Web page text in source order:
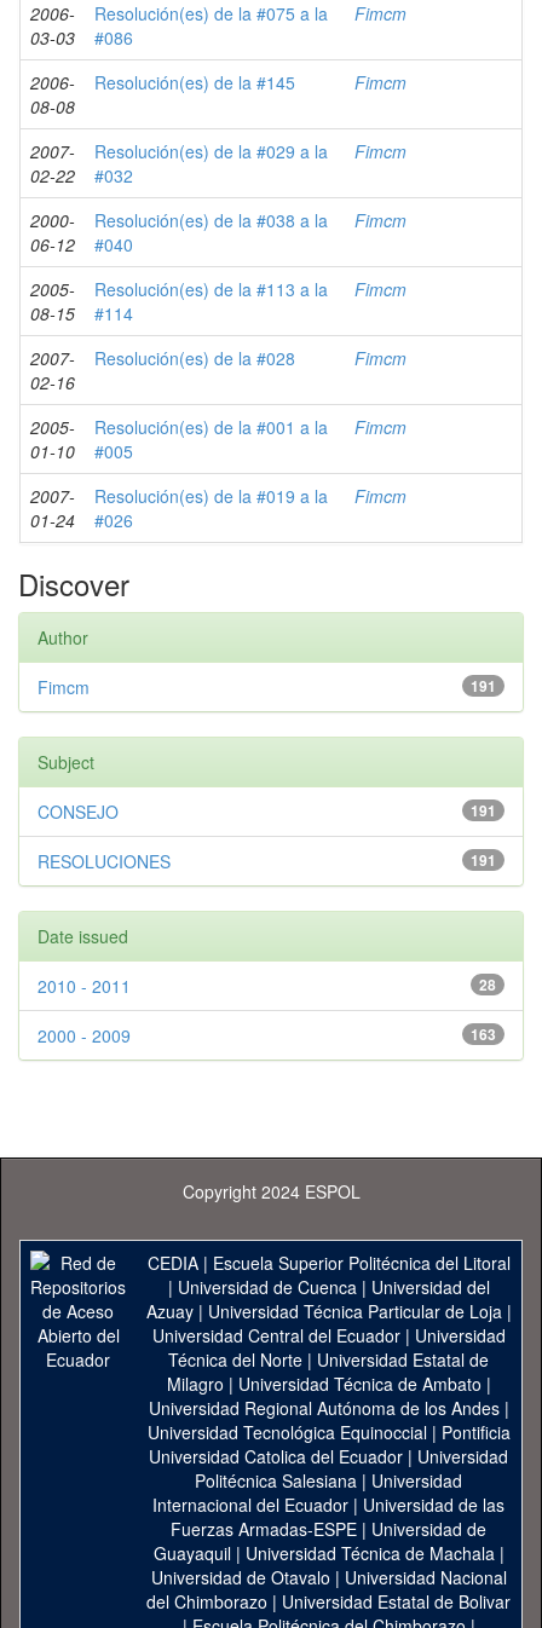
2006-
03-03
Resolución(es) de la #075 a la
#086
Fimcm
2006-
08-08
Resolución(es) de la #145 Fimcm
2007-
02-22
Resolución(es) de la #029 a la
#032
Fimcm
2000-
06-12
Resolución(es) de la #038 a la
#040
Fimcm
2005-
08-15
Resolución(es) de la #113 a la
#114
Fimcm
2007-
02-16
Resolución(es) de la #028 Fimcm
2005-
01-10
Resolución(es) de la #001 a la
#005
Fimcm
2007-
01-24
Resolución(es) de la #019 a la
#026
Fimcm
Discover
Author
191
Fimcm
Subject
191
CONSEJO
191
RESOLUCIONES
Date issued
28
2010 - 2011
163
2000 - 2009
Copyright 2024 ESPOL
CEDIA| Escuela Superior Politécnica del Litoral
| Universidad de Cuenca| Universidad del
Azuay| Universidad Técnica Particular de Loja|
Universidad Central del Ecuador| Universidad
Técnica del Norte | Universidad Estatal de
Milagro | Universidad Técnica de Ambato |
Universidad Regional Autónoma de los Andes|
Universidad Tecnológica Equinoccial| Pontificia
Universidad Catolica del Ecuador | Universidad
Politécnica Salesiana | Universidad
Internacional del Ecuador | Universidad de las
Fuerzas Armadas-ESPE | Universidad de
Guayaquil| Universidad Técnica de Machala|
Universidad de Otavalo | Universidad Nacional
del Chimborazo | Universidad Estatal de Bolivar